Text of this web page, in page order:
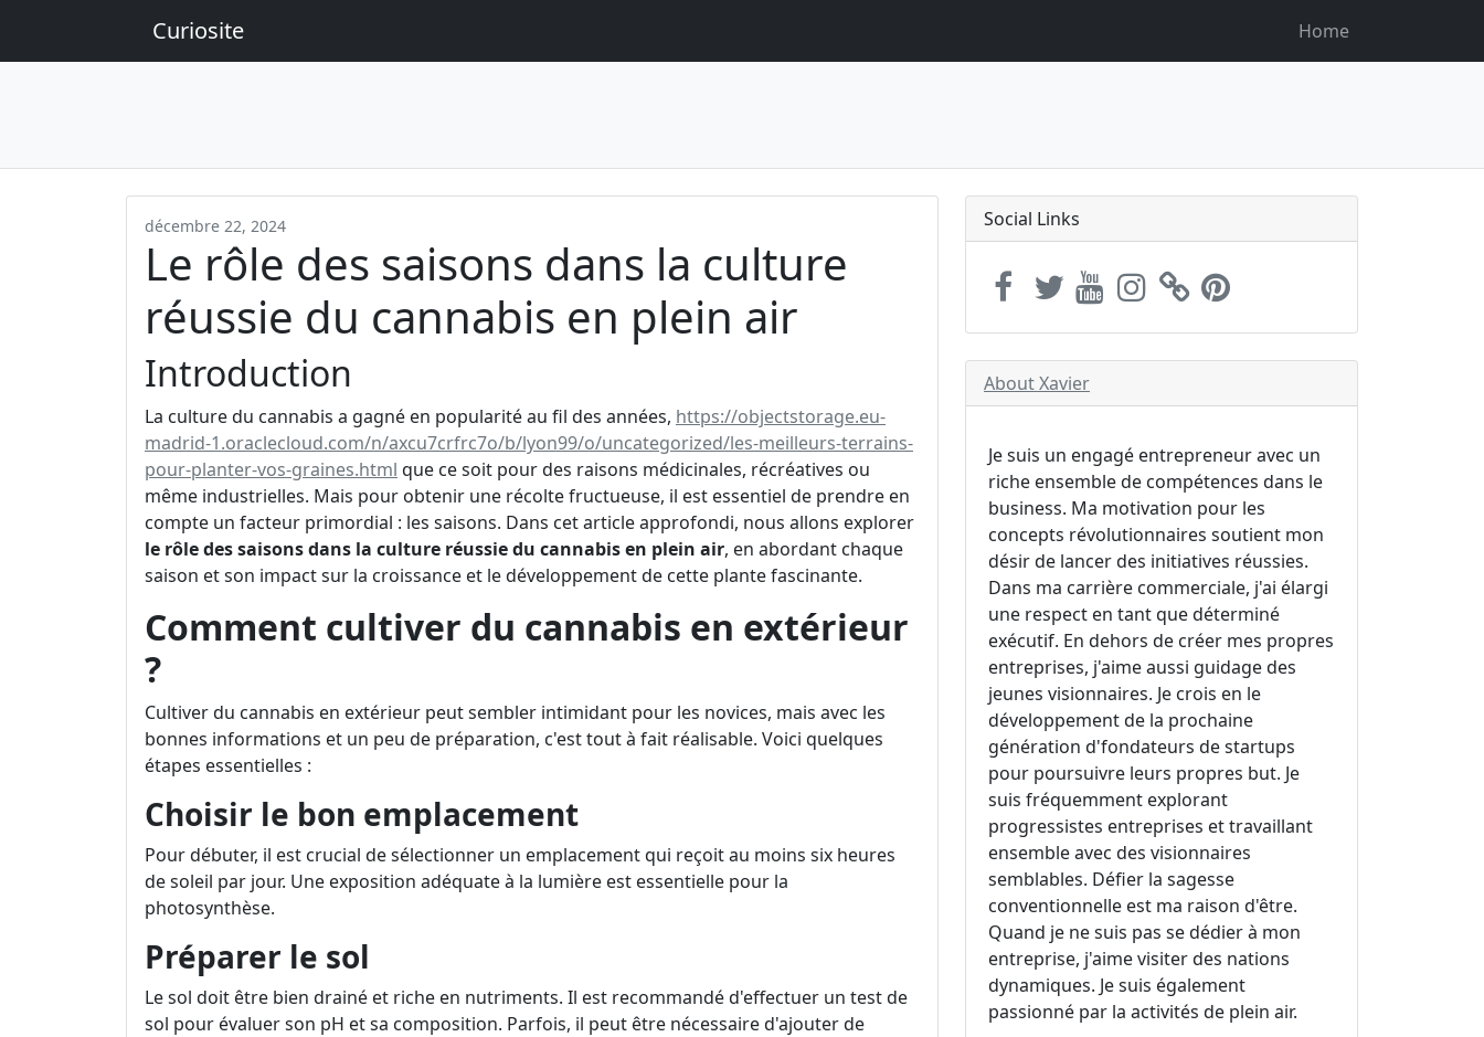
Curiosite Home
décembre 22, 2024
Le rôle des saisons dans la culture
réussie du cannabis en plein air
Introduction
La culture du cannabis a gagné en popularité au fil des années, https://objectstorage.eu-
madrid-1.oraclecloud.com/n/axcu7crfrc7o/b/lyon99/o/uncategorized/les-meilleurs-terrains-
pour-planter-vos-graines.html que ce soit pour des raisons médicinales, récréatives ou
même industrielles. Mais pour obtenir une récolte fructueuse, il est essentiel de prendre en
compte un facteur primordial : les saisons. Dans cet article approfondi, nous allons explorer
le rôle des saisons dans la culture réussie du cannabis en plein air, en abordant chaque
saison et son impact sur la croissance et le développement de cette plante fascinante.
Comment cultiver du cannabis en extérieur
?
Cultiver du cannabis en extérieur peut sembler intimidant pour les novices, mais avec les
bonnes informations et un peu de préparation, c'est tout à fait réalisable. Voici quelques
étapes essentielles :
Choisir le bon emplacement
Pour débuter, il est crucial de sélectionner un emplacement qui reçoit au moins six heures
de soleil par jour. Une exposition adéquate à la lumière est essentielle pour la
photosynthèse.
Préparer le sol
Le sol doit être bien drainé et riche en nutriments. Il est recommandé d'effectuer un test de
sol pour évaluer son pH et sa composition. Parfois, il peut être nécessaire d'ajouter de
Social Links
About Xavier
Je suis un engagé entrepreneur avec un
riche ensemble de compétences dans le
business. Ma motivation pour les
concepts révolutionnaires soutient mon
désir de lancer des initiatives réussies.
Dans ma carrière commerciale, j'ai élargi
une respect en tant que déterminé
exécutif. En dehors de créer mes propres
entreprises, j'aime aussi guidage des
jeunes visionnaires. Je crois en le
développement de la prochaine
génération d'fondateurs de startups
pour poursuivre leurs propres but. Je
suis fréquemment explorant
progressistes entreprises et travaillant
ensemble avec des visionnaires
semblables. Défier la sagesse
conventionnelle est ma raison d'être.
Quand je ne suis pas se dédier à mon
entreprise, j'aime visiter des nations
dynamiques. Je suis également
passionné par la activités de plein air.